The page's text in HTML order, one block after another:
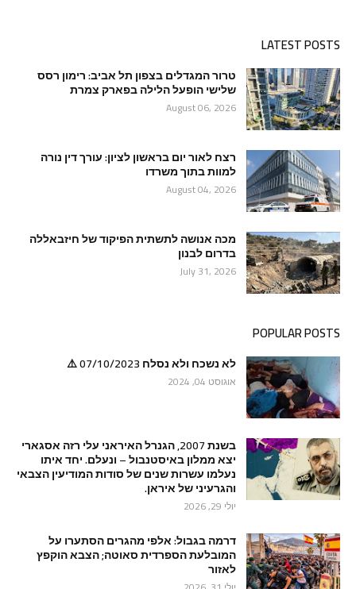
LATEST POSTS
טרור המגדלים בצפון תל אביב: רימון רסס
שלישי הופעל הלילה בפארק צמרת
August 06, 2026
רצח לאור יום בראשון לציון: עורך דין נורה
למוות בתוך משרדו
August 04, 2026
מכה אנושה לתשתית הפיקוד של חיזבאללה
בדרום לבנון
July 31, 2026
POPULAR POSTS
לא נשכח ולא נסלח 07/10/2023 ⚠️
אוגוסט 04, 2024
בשנת 2007, הגנרל האיראני עלי רזה אסגארי
יצא ממלון באיסטנבול – ונעלם. יחד איתו
נעלמו עשרות שנים של סודות המודיעין הצבאי
והגרעיני של איראן.
יולי 29, 2026
דרמה בגבול: אלפי מהגרים הסתערו על
המובלעת הספרדית סאוטה; הצבא הוקפץ
לאזור